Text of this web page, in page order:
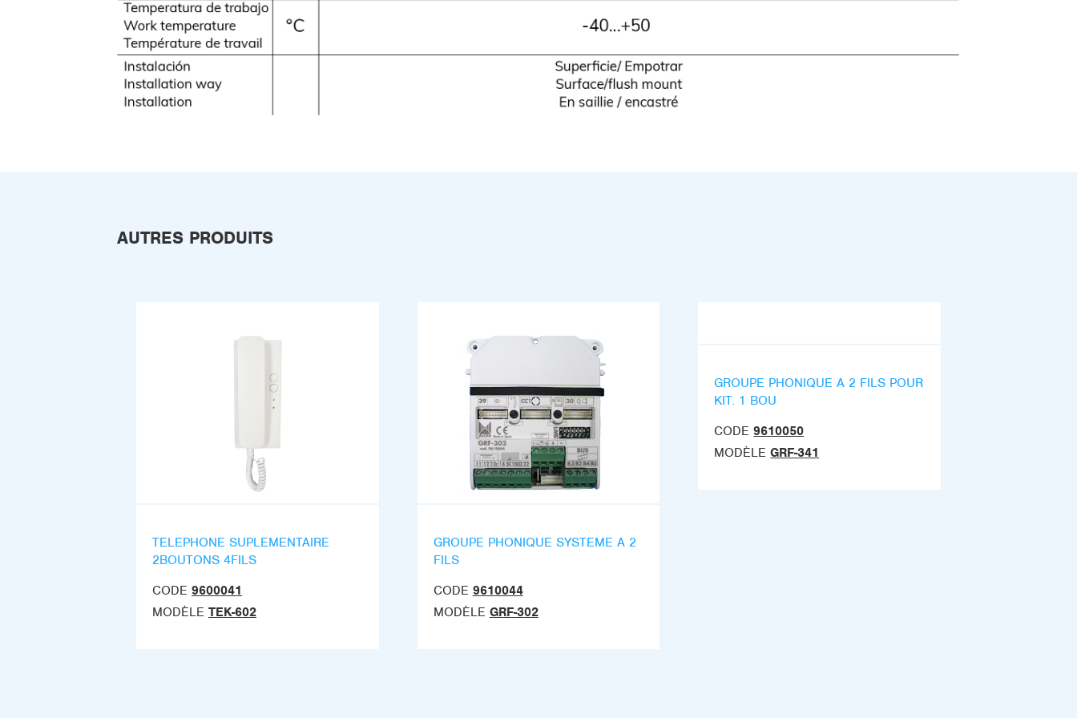
AUTRES PRODUITS
TELEPHONE SUPLEMENTAIRE
2BOUTONS 4FILS
CODE 9600041
MODÈLE TEK-602
GROUPE PHONIQUE SYSTEME A 2
FILS
CODE 9610044
MODÈLE GRF-302
GROUPE PHONIQUE A 2 FILS POUR
KIT. 1 BOU
CODE 9610050
MODÈLE GRF-341